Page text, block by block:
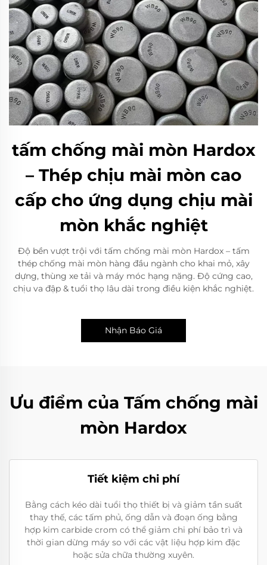
tấm chống mài mòn Hardox
– Thép chịu mài mòn cao
cấp cho ứng dụng chịu mài
mòn khắc nghiệt
Độ bền vượt trội với tấm chống mài mòn Hardox – tấm
thép chống mài mòn hàng đầu ngành cho khai mỏ, xây
dựng, thùng xe tải và máy móc hạng nặng. Độ cứng cao,
chịu va đập & tuổi thọ lâu dài trong điều kiện khắc nghiệt.
Nhận Báo Giá
Ưu điểm của Tấm chống mài
mòn Hardox
Tiết kiệm chi phí
Bằng cách kéo dài tuổi thọ thiết bị và giảm tần suất
thay thế, các tấm phủ, ống dẫn và đoạn ống bằng
hợp kim carbide crom có thể giảm chi phí bảo trì và
thời gian dừng máy so với các vật liệu hợp kim đặc
hoặc sửa chữa thường xuyên.